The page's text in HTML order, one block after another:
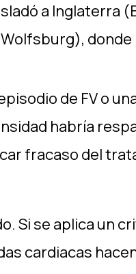
a Inglaterra
donde
de FV o
habría
fracaso del
Si se aplica un
cardiacas